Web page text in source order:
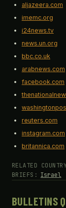
aljazeera.com
imemc.org
i24news.tv
news.un.org
bbc.co.uk
arabnews.com
facebook.com
reuters.com
instagram.com
britannica.com
RELATED
BRIEFS: Israel
BULLETINS